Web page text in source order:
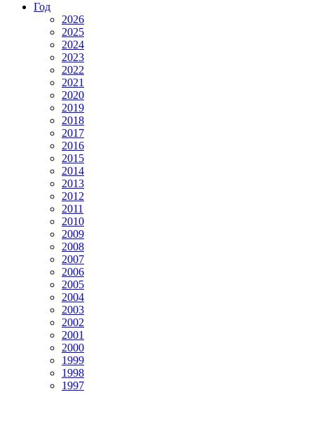
Год
2026
2025
2024
2023
2022
2021
2020
2019
2018
2017
2016
2015
2014
2013
2012
2011
2010
2009
2008
2007
2006
2005
2004
2003
2002
2001
2000
1999
1998
1997